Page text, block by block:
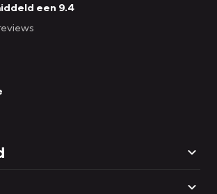
een 9.4